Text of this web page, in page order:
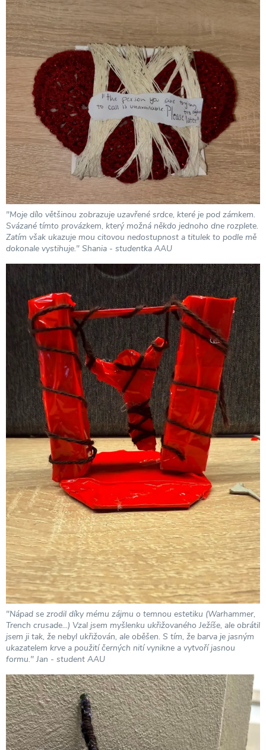
"Moje dílo většinou zobrazuje uzavřené srdce, které je pod zámkem.
Svázané tímto provázkem, který možná někdo jednoho dne rozplete.
Zatím však ukazuje mou citovou nedostupnost a titulek to podle mě
dokonale vystihuje." Shania - studentka AAU
"Nápad se zrodil díky mému zájmu o temnou estetiku (Warhammer,
Trench crusade...) Vzal jsem myšlenku ukřižovaného Ježíše, ale obrátil
jsem ji tak, že nebyl ukřižován, ale oběšen. S tím, že barva je jasným
ukazatelem krve a použití černých nití vynikne a vytvoří jasnou
formu." Jan - student AAU